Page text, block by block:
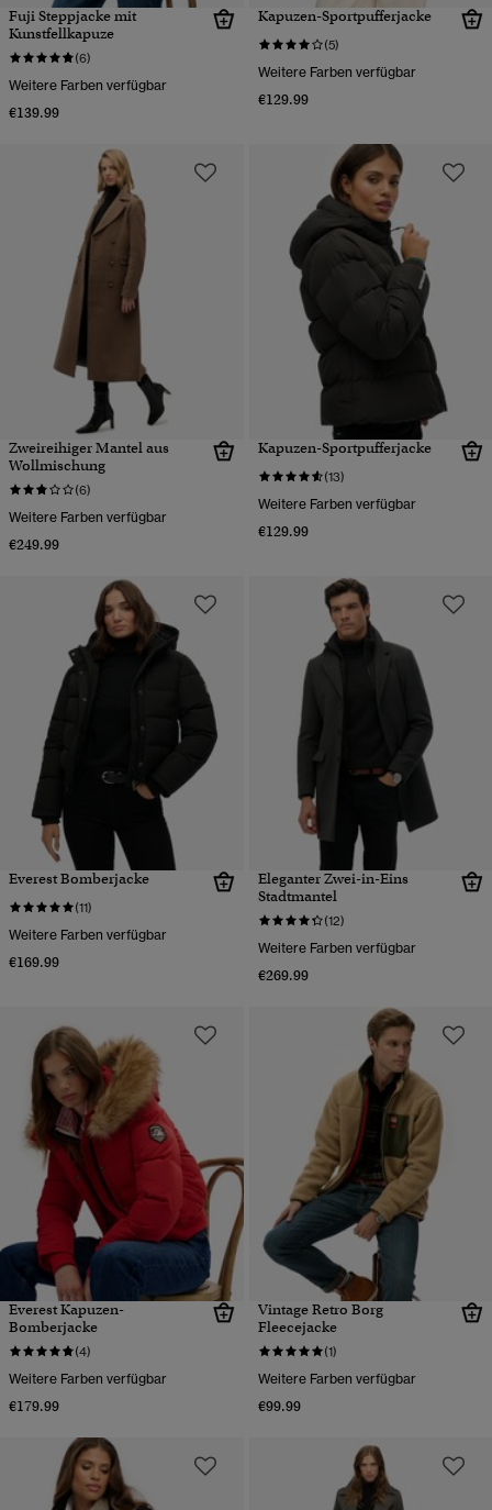
Fuji Steppjacke mit
Kunstfellkapuze
(6)
Weitere Farben verfügbar
€139.99
Kapuzen-Sportpufferjacke
(5)
Weitere Farben verfügbar
€129.99
Zweireihiger Mantel aus
Wollmischung
(6)
Weitere Farben verfügbar
€249.99
Kapuzen-Sportpufferjacke
(13)
Weitere Farben verfügbar
€129.99
Everest Bomberjacke
(11)
Weitere Farben verfügbar
€169.99
Eleganter Zwei-in-Eins
Stadtmantel
(12)
Weitere Farben verfügbar
€269.99
Everest Kapuzen-
Bomberjacke
(4)
Weitere Farben verfügbar
€179.99
Vintage Retro Borg
Fleecejacke
(1)
Weitere Farben verfügbar
€99.99